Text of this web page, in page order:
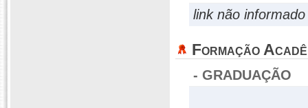
link não informado
Formação
- GRADUAÇÃO